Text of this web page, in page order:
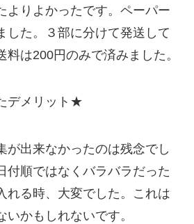
よりよかったです。ペーパー
した。３部に分けて発送して
料は200円のみで済みました。
デメリット★
出来なかったのは残念でし
付順ではなくバラバラだった
れる時、大変でした。これは
かもしれないです。